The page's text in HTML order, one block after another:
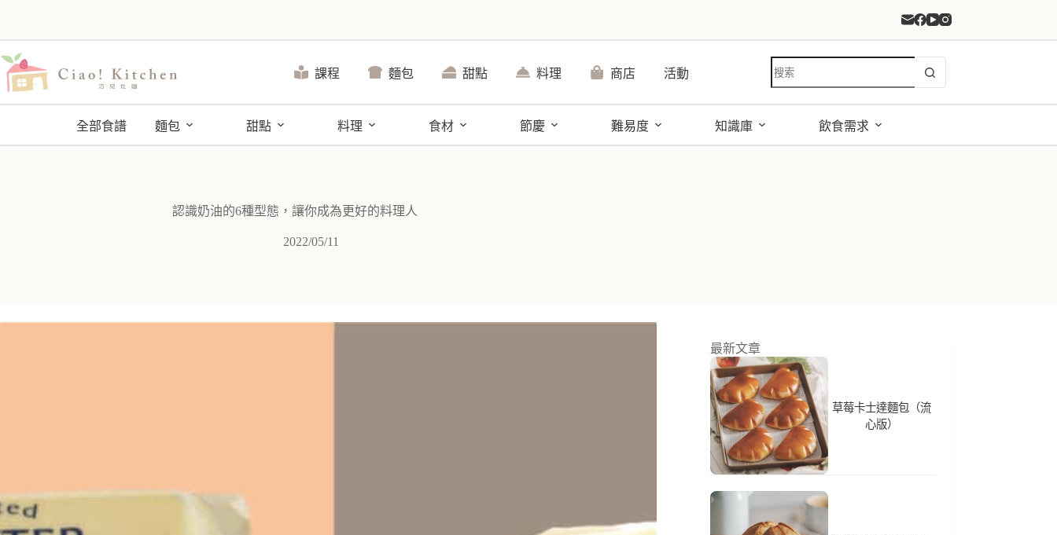
要
內
容
課程 麵包 甜點 料理 商店 活動
找
不
到
合
全部食譜 麵包 甜點 料理 食材 節慶 難易度 知識庫 飲食需求
認識奶油的6種型態，讓你成為更好的料理人
2022/05/11
最新文章
草莓卡士達麵包（流
心版）